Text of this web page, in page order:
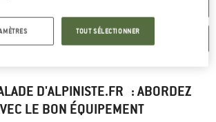
D'ALPINISTE.FR : ABORDEZ
LE BON ÉQUIPEMENT
TOUT SÉLECTIONNER